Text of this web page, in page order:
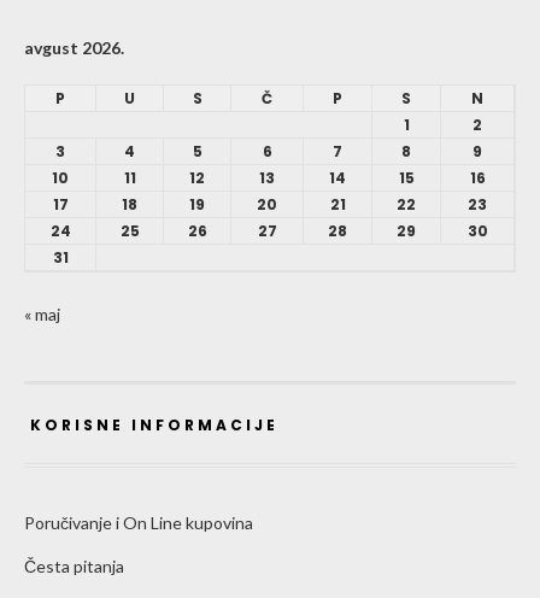
avgust 2026.
P U S Č P S
N
1
2
3
4 5 6 7 8
9
10
11 12 13 14 15
16
17
18 19 20 21 22
23
24
25 26 27 28 29
30
31
« maj
KORISNE INFORMACIJE
Poručivanje i On Line kupovina
Česta pitanja